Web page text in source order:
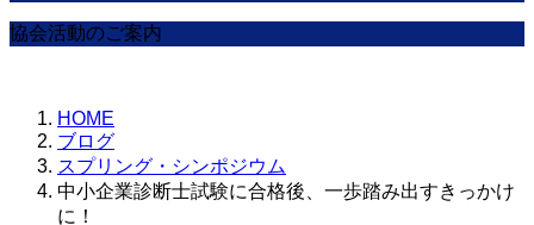
協会活動のご案内
HOME
ブログ
スプリング・シンポジウム
中小企業診断士試験に合格後、一歩踏み出すきっかけ
に！